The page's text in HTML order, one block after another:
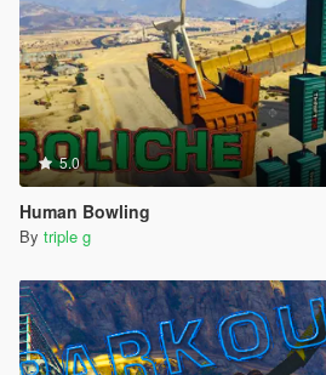
5.0
Human Bowling
By triple g